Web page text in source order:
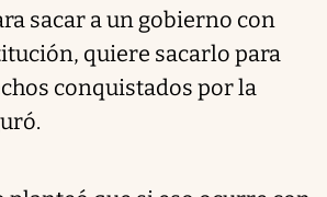
sacar a un gobierno con
quiere sacarlo para
conquistados por la